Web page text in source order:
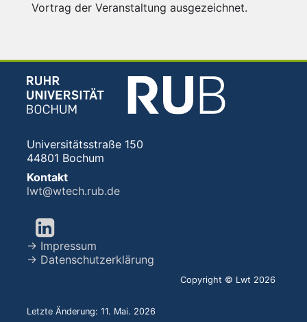
Vortrag der Veranstaltung ausgezeichnet.
Universitätsstraße 150
44801 Bochum
Kontakt
lwt@wtech.rub.de
→ Impressum
→ Datenschutzerklärung
Copyright © Lwt 2026
Letzte Änderung: 11. Mai. 2026